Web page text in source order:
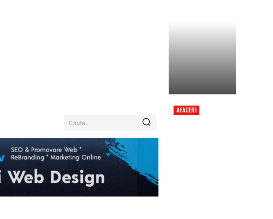
Cauta...
AFACERI